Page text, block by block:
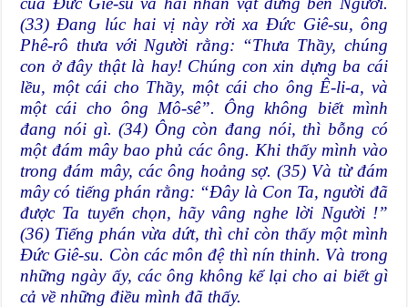
(33) Đang lúc hai vị này rời xa Đức Giê-su, ông
Phê-rô thưa với Người rằng: “Thưa Thầy, chúng
con ở đây thật là hay! Chúng con xin dựng ba cái
lều, một cái cho Thầy, một cái cho ông Ê-li-a, và
một cái cho ông Mô-sê”. Ông không biết mình
đang nói gì. (34) Ông còn đang nói, thì bỗng có
một đám mây bao phủ các ông. Khi thấy mình vào
trong đám mây, các ông hoảng sợ. (35) Và từ đám
mây có tiếng phán rằng: “Đây là Con Ta, người đã
được Ta tuyển chọn, hãy vâng nghe lời Người !”
(36) Tiếng phán vừa dứt, thì chỉ còn thấy một mình
Đức Giê-su. Còn các môn đệ thì nín thinh. Và trong
những ngày ấy, các ông không kể lại cho ai biết gì
cả về những điều mình đã thấy.